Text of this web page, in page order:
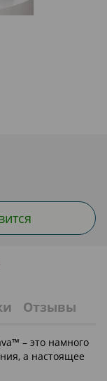
Отзывы
– это намного
а настоящее